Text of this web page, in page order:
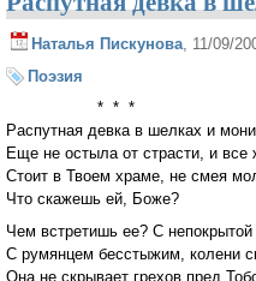
Наталья Пискунова , 11/09/
Поэзия
* * *
Распутная девка в шелках и
Еще не остыла от страсти, и все
Стоит в Твоем храме, не смея
Что скажешь ей, Боже?
Чем встретишь ее? С
С румянцем бесстыжим, колени
Она не скрывает грехов пред